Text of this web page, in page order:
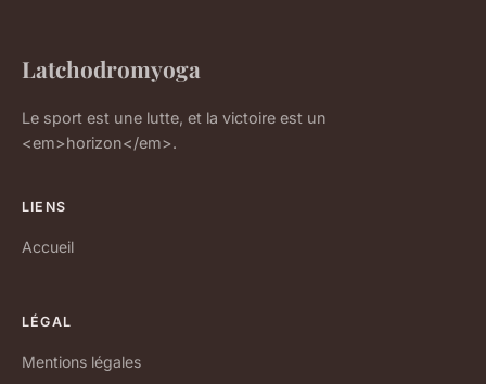
Latchodromyoga
Le sport est une lutte, et la victoire est un
<em>horizon</em>.
LIENS
Accueil
LÉGAL
Mentions légales